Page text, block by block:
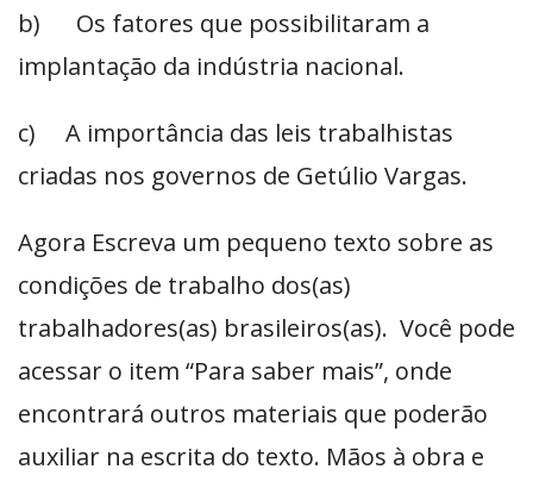
b) Os fatores que possibilitaram a
implantação da indústria nacional.
c) A importância das leis trabalhistas
criadas nos governos de Getúlio Vargas.
Agora Escreva um pequeno texto sobre as
condições de trabalho dos(as)
trabalhadores(as) brasileiros(as). Você pode
acessar o item “Para saber mais”, onde
encontrará outros materiais que poderão
auxiliar na escrita do texto. Mãos à obra e